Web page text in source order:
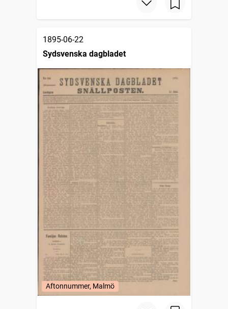
1895-06-22
Sydsvenska dagbladet
Aftonnummer, Malmö